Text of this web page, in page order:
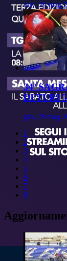
ven, 29 mag
34ª
DI TURI
gio, 28 mag
1
2
3
4
5
6
7
8